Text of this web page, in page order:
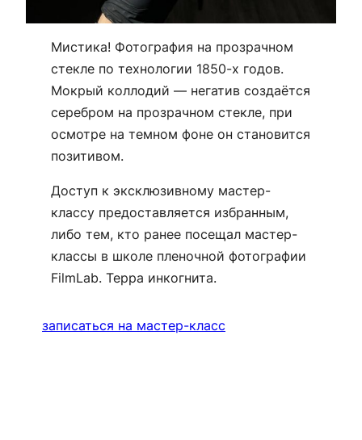
Мистика! Фотография на прозрачном
стекле по технологии 1850-х годов.
Мокрый коллодий — негатив создаётся
серебром на прозрачном стекле, при
осмотре на темном фоне он становится
позитивом.
Доступ к эксклюзивному мастер-
классу предоставляется избранным,
либо тем, кто ранее посещал мастер-
классы в школе пленочной фотографии
FilmLab. Терра инкогнита.
записаться на мастер-класс